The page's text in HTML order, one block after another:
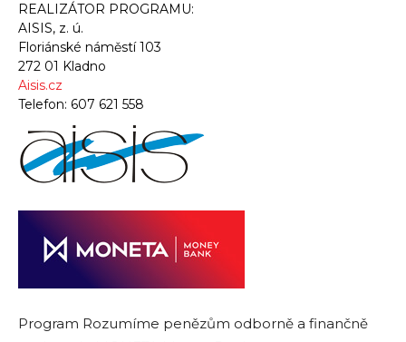
REALIZÁTOR PROGRAMU:
AISIS, z. ú.
Floriánské náměstí 103
272 01 Kladno
Aisis.cz
Telefon: 607 621 558
Program Rozumíme penězům odborně a finančně